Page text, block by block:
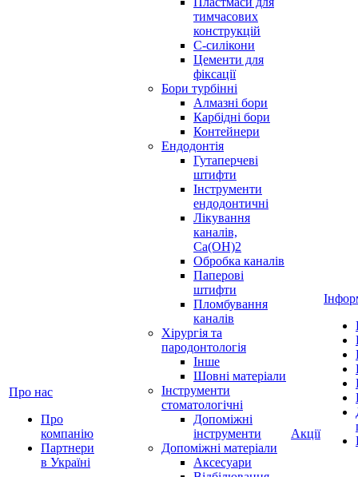
Про нас
Про
компанію
Партнери
в Україні
тимчасових
конструкцій
С-силікони
Цементи для
фіксації
Бори турбінні
Алмазні бори
Карбідні бори
Контейнери
Ендодонтія
Гутаперчеві
штифти
Інструменти
ендодонтичні
Лікування
каналів,
Ca(OH)2
Обробка каналів
Паперові
штифти
Пломбування
каналів
Хірургія та
пародонтологія
Інше
Шовні матеріали
Інструменти
стоматологічні
Допоміжні
інструменти
Допоміжні матеріали
Аксесуари
Акції